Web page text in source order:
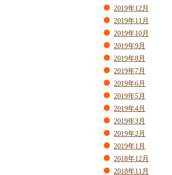
2019年12月
2019年11月
2019年10月
2019年9月
2019年8月
2019年7月
2019年6月
2019年5月
2019年4月
2019年3月
2019年2月
2019年1月
2018年12月
2018年11月